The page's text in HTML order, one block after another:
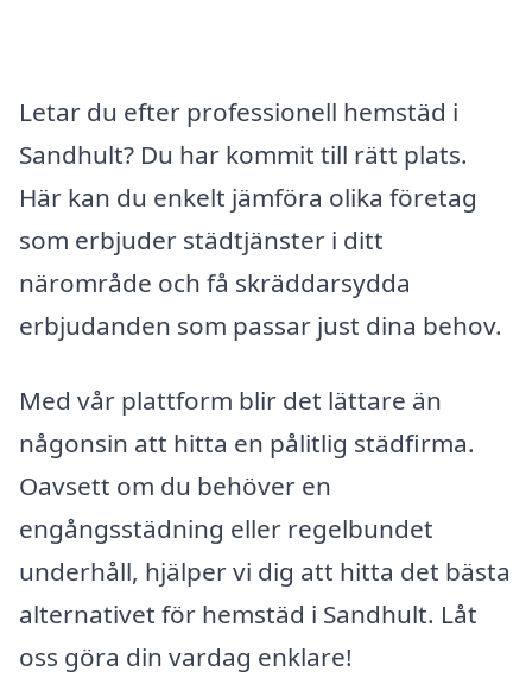
Letar du efter professionell hemstäd i
Sandhult? Du har kommit till rätt plats.
Här kan du enkelt jämföra olika företag
som erbjuder städtjänster i ditt
närområde och få skräddarsydda
erbjudanden som passar just dina behov.
Med vår plattform blir det lättare än
någonsin att hitta en pålitlig städfirma.
Oavsett om du behöver en
engångsstädning eller regelbundet
underhåll, hjälper vi dig att hitta det bästa
alternativet för hemstäd i Sandhult. Låt
oss göra din vardag enklare!